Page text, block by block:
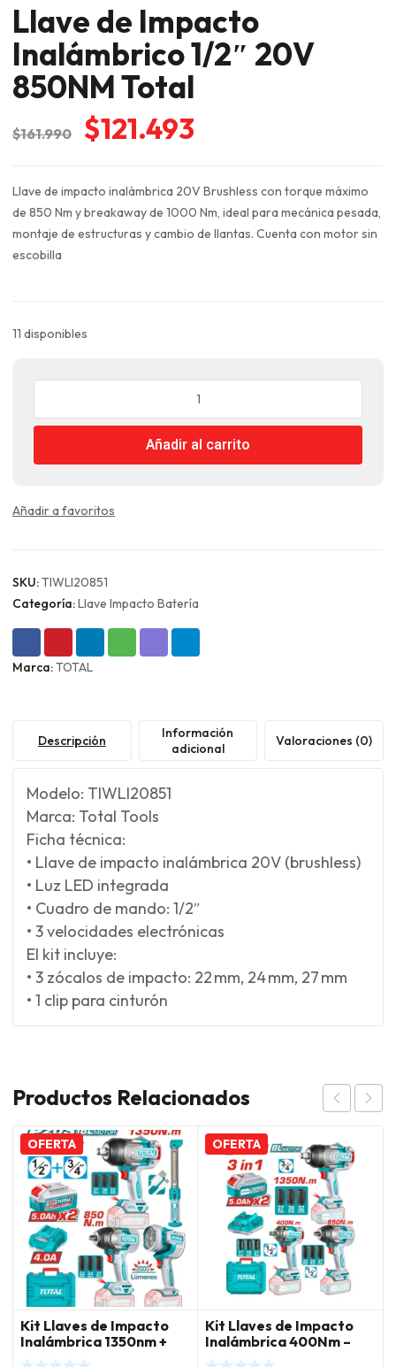
Llave de Impacto
Inalámbrico 1/2″ 20V
850NM Total
$161.990
El
original
era:
$161.990.
$121.493
actual
es:
$121.493.
Llave de impacto inalámbrica 20V Brushless con torque máximo
de 850 Nm y breakaway de 1000 Nm, ideal para mecánica pesada,
montaje de estructuras y cambio de llantas. Cuenta con motor sin
escobilla
11 disponibles
Impacto
1/2"
850NM
Añadir al carrito
Añadir a favoritos
SKU:TIWLI20851
Categoría:Llave Impacto Batería
Marca:TOTAL
Descripción
Información
adicional
Valoraciones (0)
Modelo: TIWLI20851
Marca: Total Tools
Ficha técnica:
• Llave de impacto inalámbrica 20V (brushless)
• Luz LED integrada
• Cuadro de mando: 1/2″
• 3 velocidades electrónicas
El kit incluye:
• 3 zócalos de impacto: 22 mm, 24 mm, 27 mm
• 1 clip para cinturón
Productos Relacionados
OFERTA
Kit Llaves de Impacto
Inalámbrica 1350nm +
850nm + Lámparas
OFERTA
Kit Llaves de Impacto
Inalámbrica 400Nm –
850Nm – 1350Nm 20V